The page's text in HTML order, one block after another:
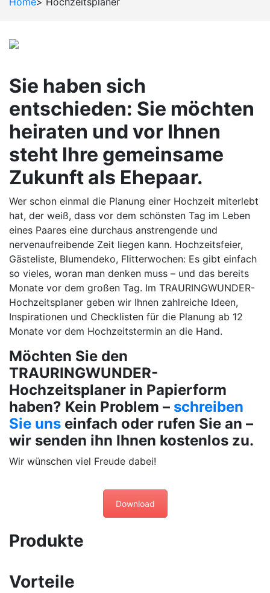
Sie haben sich
entschieden: Sie möchten
heiraten und vor Ihnen
steht Ihre gemeinsame
Zukunft als Ehepaar.
Wer schon einmal die Planung einer Hochzeit miterlebt
hat, der weiß, dass vor dem schönsten Tag im Leben
eines Paares eine durchaus anstrengende und
nervenaufreibende Zeit liegen kann. Hochzeitsfeier,
Gästeliste, Blumendeko, Flitterwochen: Es gibt einfach
so vieles, woran man denken muss – und das bereits
Monate vor dem großen Tag. Im TRAURINGWUNDER-
Hochzeitsplaner geben wir Ihnen zahlreiche Ideen,
Inspirationen und Checklisten für die Planung ab 12
Monate vor dem Hochzeitstermin an die Hand.
Möchten Sie den
TRAURINGWUNDER-
Hochzeitsplaner in Papierform
haben? Kein Problem – schreiben
Sie uns einfach oder rufen Sie an –
wir senden ihn Ihnen kostenlos zu.
Wir wünschen viel Freude dabei!
Download
Produkte
Vorteile